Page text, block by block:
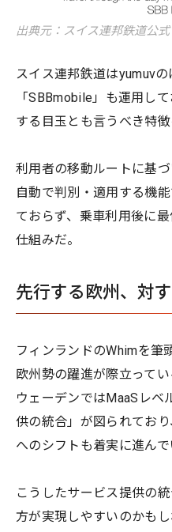
出典元：スイス連邦鉄道公
スイス連邦鉄道はyumuv
「SBBmobile」も運用し
する目玉とも言うべき特徴
利用者の移動ルートに基
自動で判別・適用する機
ておらず、乗車利用後に
仕組みだ。
先行する欧州、対
フィンランドのWhimを筆
欧州勢の躍進が際立って
ウェーデンではMaaSレベ
供の統合」が図られてお
へのシフトも着実に進んで
こうしたサービス提供の
方が実現しやすいのかも